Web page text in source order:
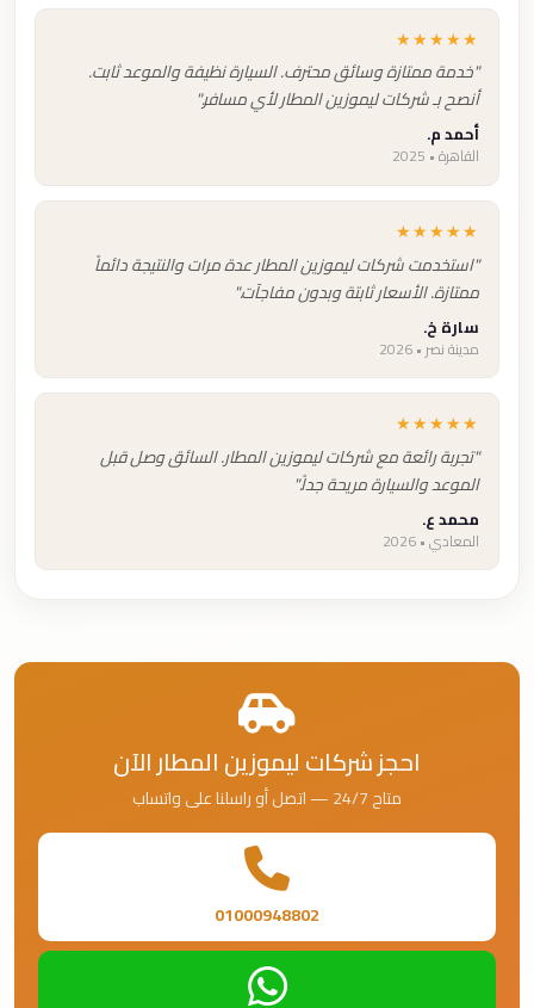
★★★★★
"خدمة ممتازة وسائق محترف. السيارة نظيفة والموعد ثابت.
أنصح بـ شركات ليموزين المطار لأي مسافر."
أحمد م.
القاهرة • 2025
★★★★★
"استخدمت شركات ليموزين المطار عدة مرات والنتيجة دائماً
ممتازة. الأسعار ثابتة وبدون مفاجآت."
سارة خ.
مدينة نصر • 2026
★★★★★
"تجربة رائعة مع شركات ليموزين المطار. السائق وصل قبل
الموعد والسيارة مريحة جداً."
محمد ع.
المعادي • 2026
احجز شركات ليموزين المطار الآن
متاح 24/7 — اتصل أو راسلنا على واتساب
01000948802